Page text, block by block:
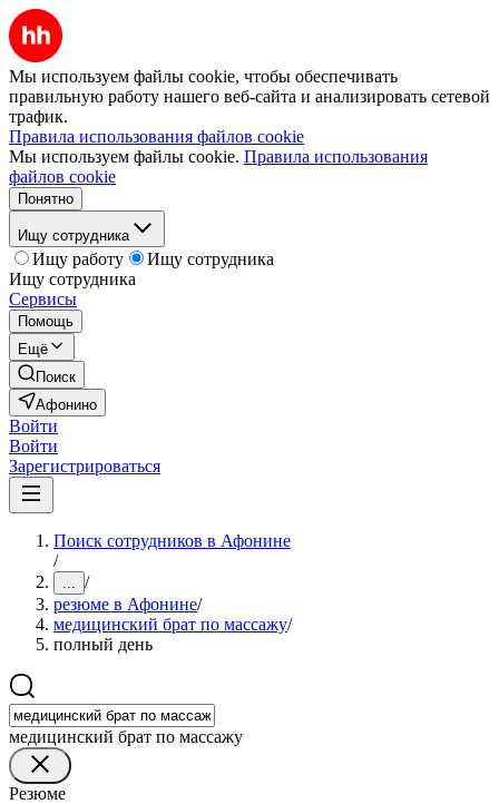
Мы используем файлы cookie, чтобы обеспечивать
правильную работу нашего веб-сайта и анализировать сетевой
трафик.
Правила использования файлов cookie
Мы используем файлы cookie. Правила использования
файлов cookie
Понятно
Ищу сотрудника
Ищу работу
Ищу сотрудника
Ищу сотрудника
Сервисы
Помощь
Ещё
Поиск
Афонино
Войти
Войти
Зарегистрироваться
Поиск сотрудников в Афонине
/
... /
резюме в Афонине/
медицинский брат по массажу/
полный день
медицинский брат по массажу
Резюме